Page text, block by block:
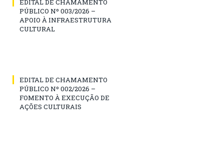
EDITAL DE CHAMAMENTO
PÚBLICO Nº 003/2026 –
APOIO À INFRAESTRUTURA
CULTURAL
EDITAL DE CHAMAMENTO
PÚBLICO Nº 002/2026 –
FOMENTO À EXECUÇÃO DE
AÇÕES CULTURAIS